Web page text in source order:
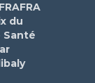
du
Santé